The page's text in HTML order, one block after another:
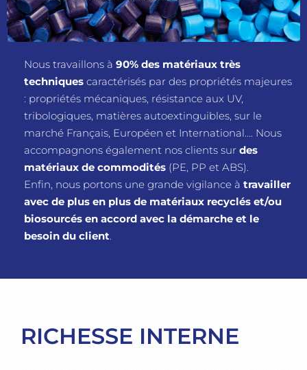
Nous travaillons à 90% des matériaux très
techniques caractérisés par des propriétés majeures
: propriétés mécaniques, résistance aux UV,
tribologiques, matières autoextinguibles, sur le
marché Français, Européen et International…. Nous
accompagnons également nos clients sur des
matériaux de commodités (PE, PP et ABS).
Enfin, nous portons une grande vigilance à travailler
avec de plus en plus de matériaux recyclés et/ou
biosourcés en accord avec la démarche et le
besoin du client.
RICHESSE INTERNE